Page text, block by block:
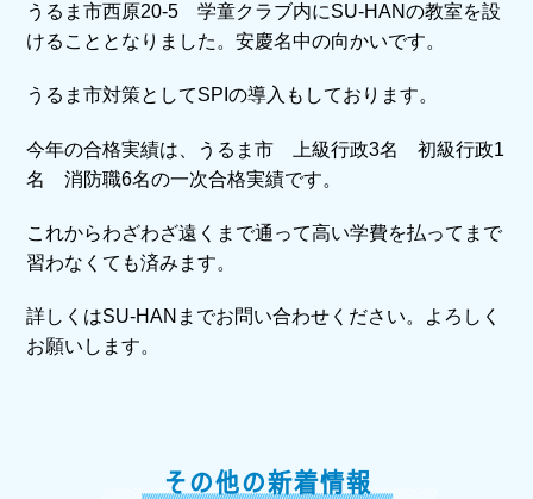
うるま市西原20-5 学童クラブ内にSU-HANの教室を設
けることとなりました。安慶名中の向かいです。
うるま市対策としてSPIの導入もしております。
今年の合格実績は、うるま市 上級行政3名 初級行政1
名 消防職6名の一次合格実績です。
これからわざわざ遠くまで通って高い学費を払ってまで
習わなくても済みます。
詳しくはSU-HANまでお問い合わせください。よろしく
お願いします。
その他の新着情報